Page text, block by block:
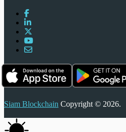
Siam Blockchain Copyright © 2026.